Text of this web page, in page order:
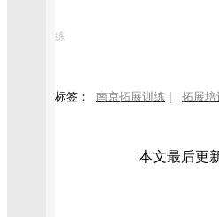
练
标签： 南京拓展训练 拓展培
本文最后更